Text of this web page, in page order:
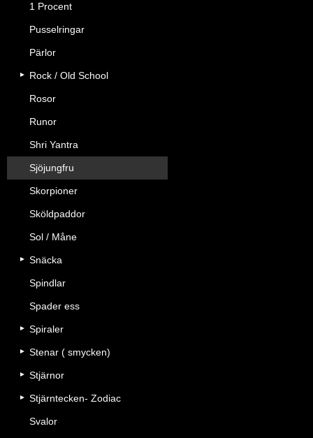
1 Procent
Pusselringar
Pärlor
Rock / Old School
Rosor
Runor
Shri Yantra
Sjöjungfru
Skorpioner
Sköldpaddor
Sol / Måne
Snäcka
Spindlar
Spader ess
Spiraler
Stenar ( smycken)
Stjärnor
Stjärntecken- Zodiac
Svalor